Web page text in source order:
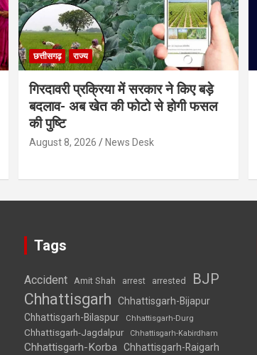
छत्तीसगढ़ राज्य
गिरदावरी प्रक्रिया में सरकार ने किए बड़े
बदलाव- अब खेत की फोटो से होगी फसल
की पुष्टि
August 8, 2026 News Desk
Tags
Accident Amit Shah arrest arrested BJP
Chhattisgarh
Chhattisgarh-Bijapur
Chhattisgarh-Bilaspur
Chhattisgarh-Durg
Chhattisgarh-Jagdalpur Chhattisgarh-Kabirdham
Chhattisgarh-Korba Chhattisgarh-Raigarh